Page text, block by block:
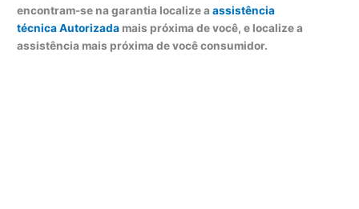
encontram-se na garantia localize aassistência
técnica Autorizada mais próxima de você, e localize a
assistência mais próxima de você consumidor.